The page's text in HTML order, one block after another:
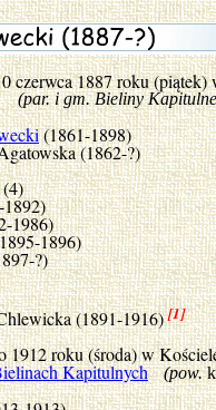
czerwca 1887 roku
Bieliny Kapitulne,
(1861-1898)
(1862-?)
(4)
1986)
1896)
?)
(1891-1916)[1]
1912 roku (środa) w
Kapitulnych (pow.k